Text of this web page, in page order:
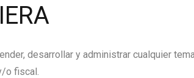
desarrollar y administrar cualquier
o fiscal.